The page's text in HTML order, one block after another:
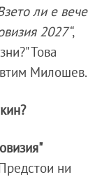
ли е вече
2027“,
Това
Милошев.
ни